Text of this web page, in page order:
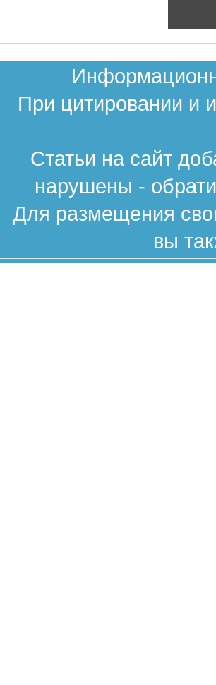
При цитировании и
Статьи на сайт
нарушены -
Для размещения
вы